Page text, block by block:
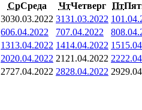
СрСреда ЧтЧетверг Пт
3030.03.2022 3131.03.2022 1
606.04.2022 707.04.2022 8
1313.04.2022 1414.04.2022 15
2020.04.2022 21 21.04.2022 22
2727.04.2022 2828.04.2022 29